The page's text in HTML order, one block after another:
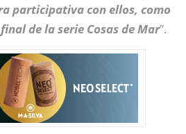
participativa con ellos, como
de la serie Cosas de Mar”.